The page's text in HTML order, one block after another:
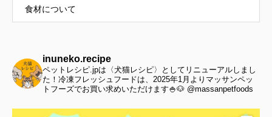
食材について
inuneko.recipe
ペットレシピ.jpは〈犬猫レシピ〉としてリニューアルしまし
た！冷凍フレッシュフードは、2025年1月よりマッサンペッ
トフーズでお買い求めいただけます🍚🐶 @massanpetfoods